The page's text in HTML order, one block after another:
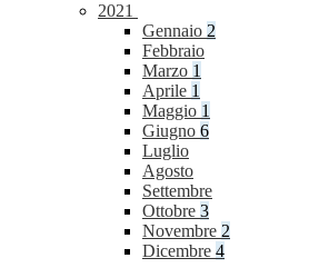
2021
Gennaio 2
Febbraio
Marzo 1
Aprile 1
Maggio 1
Giugno 6
Luglio
Agosto
Settembre
Ottobre 3
Novembre 2
Dicembre 4